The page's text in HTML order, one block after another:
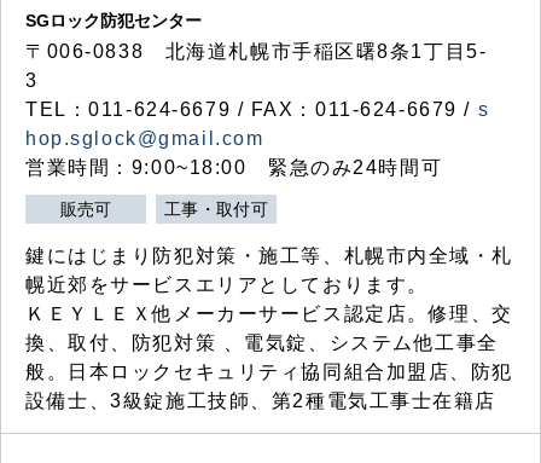
SGロック防犯センター
〒006-0838 北海道札幌市手稲区曙8条1丁目5-
3
TEL：011-624-6679 / FAX：011-624-6679 / s
hop.sglock@gmail.com
営業時間：9:00~18:00 緊急のみ24時間可
販売可 工事・取付可
鍵にはじまり防犯対策・施工等、札幌市内全域・札
幌近郊をサービスエリアとしております。
ＫＥＹＬＥＸ他メーカーサービス認定店。修理、交
換、取付、防犯対策 、電気錠、システム他工事全
般。日本ロックセキュリティ協同組合加盟店、防犯
設備士、3級錠施工技師、第2種電気工事士在籍店